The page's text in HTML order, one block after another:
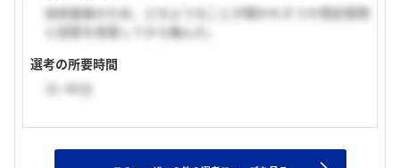
技術面接のため、どのようなことが聞かれそうか想定質問
と回答を用意してから臨んだ。
選考の所要時間
31~45分